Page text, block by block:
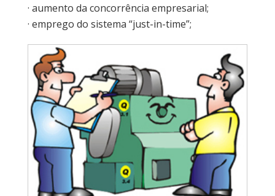
· aumento da concorrência empresarial;
· emprego do sistema “just-in-time”;